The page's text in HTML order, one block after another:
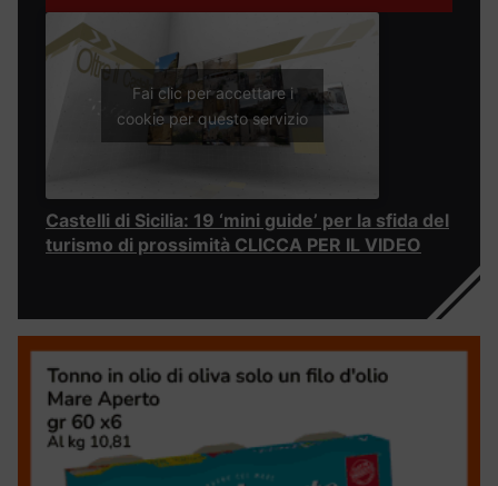
Fai clic per accettare i
cookie per questo servizio
Castelli di Sicilia: 19 ‘mini guide’ per la sfida del
turismo di prossimità CLICCA PER IL VIDEO